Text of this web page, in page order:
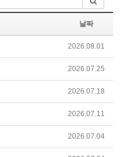
날짜
2026.08.01
2026.07.25
2026.07.18
2026.07.11
2026.07.04